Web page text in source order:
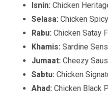
Isnin: Chicken
Selasa: Chicken
Rabu: Chicken Satay
Khamis: Sardine
Jumaat: Cheezy
Sabtu: Chicken
Ahad: Chicken Black